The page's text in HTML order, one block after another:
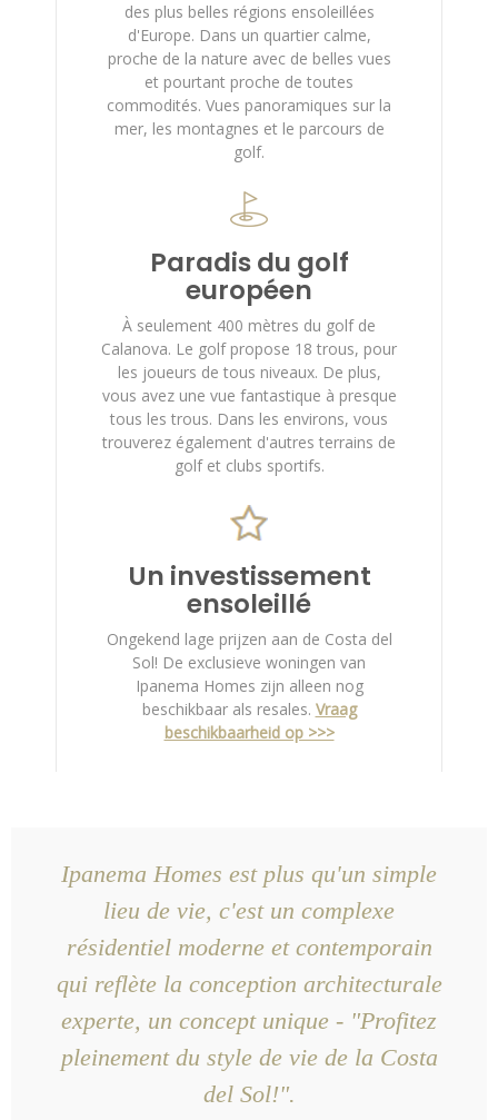
des plus belles régions ensoleillées
d'Europe. Dans un quartier calme,
proche de la nature avec de belles vues
et pourtant proche de toutes
commodités. Vues panoramiques sur la
mer, les montagnes et le parcours de
golf.
Paradis du golf
européen
À seulement 400 mètres du golf de
Calanova. Le golf propose 18 trous, pour
les joueurs de tous niveaux. De plus,
vous avez une vue fantastique à presque
tous les trous. Dans les environs, vous
trouverez également d'autres terrains de
golf et clubs sportifs.
Un investissement
ensoleillé
Ongekend lage prijzen aan de Costa del
Sol! De exclusieve woningen van
Ipanema Homes zijn alleen nog
beschikbaar als resales. Vraag
beschikbaarheid op >>>
Ipanema Homes est plus qu'un simple
lieu de vie, c'est un complexe
résidentiel moderne et contemporain
qui reflète la conception architecturale
experte, un concept unique - "Profitez
pleinement du style de vie de la Costa
del Sol!".